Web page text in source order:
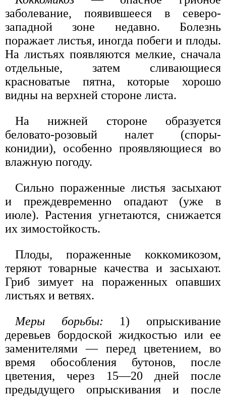
заболевание, появившееся в северо-
западной зоне недавно. Болезнь
поражает листья, иногда побеги и плоды.
На листьях появляются мелкие, сначала
отдельные, затем сливающиеся
красноватые пятна, которые хорошо
видны на верхней стороне листа.
На нижней стороне образуется
беловато-розовый налет (споры-
конидии), особенно проявляющиеся во
влажную погоду.
Сильно пораженные листья засыхают
и преждевременно опадают (уже в
июле). Растения угнетаются, снижается
их зимостойкость.
Плоды, пораженные коккомикозом,
теряют товарные качества и засыхают.
Гриб зимует на пораженных опавших
листьях и ветвях.
Меры борьбы: 1) опрыскивание
деревьев бордоской жидкостью или ее
заменителями — перед цветением, во
время обособления бутонов, после
цветения, через 15—20 дней после
предыдущего опрыскивания и после